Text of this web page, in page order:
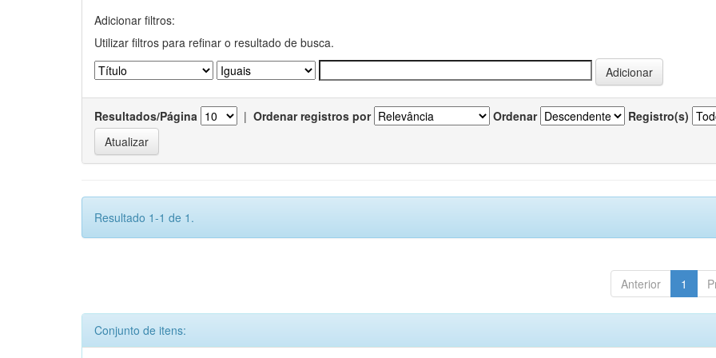
Adicionar filtros:
Utilizar filtros para refinar o resultado de busca.
Resultados/Página | Ordenar registros por Ordenar Registro(s)
Resultado 1-1 de 1.
Anterior 1
Conjunto de itens: